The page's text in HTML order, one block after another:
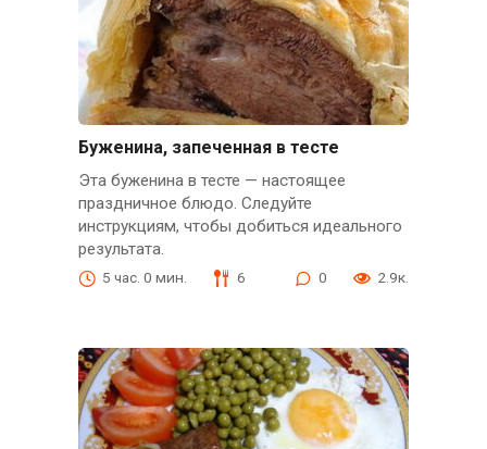
Буженина, запеченная в тесте
Эта буженина в тесте — настоящее
праздничное блюдо. Следуйте
инструкциям, чтобы добиться идеального
результата.
5 час. 0 мин. 6 0 2.9к.